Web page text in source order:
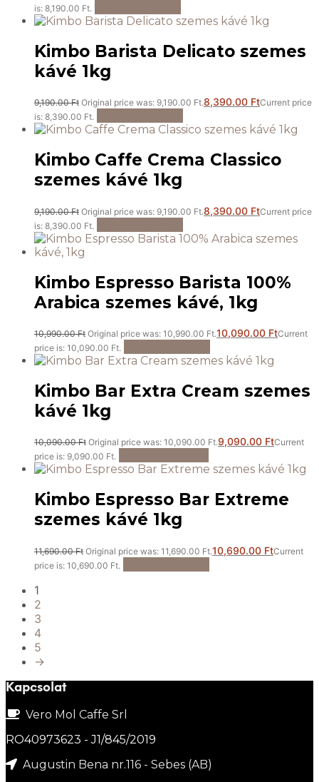
is: 8,190.00 Ft.
Kimbo Barista Delicato szemes
kávé 1kg
9,190.00Ft Original price was: 9,190.00 Ft.8,390.00 FtCurrent price
is: 8,390.00 Ft.
Kimbo Caffe Crema Classico
szemes kávé 1kg
9,190.00Ft Original price was: 9,190.00 Ft.8,390.00 FtCurrent price
is: 8,390.00 Ft.
Kimbo Espresso Barista 100%
Arabica szemes kávé, 1kg
10,990.00Ft Original price was: 10,990.00 Ft.10,090.00 FtCurrent
price is: 10,090.00 Ft.
Kimbo Bar Extra Cream szemes
kávé 1kg
10,090.00Ft Original price was: 10,090.00 Ft.9,090.00 FtCurrent
price is: 9,090.00 Ft.
Kimbo Espresso Bar Extreme
szemes kávé 1kg
11,690.00Ft Original price was: 11,690.00 Ft.10,690.00 FtCurrent
price is: 10,690.00 Ft.
1
2
3
4
5
→
Kapcsolat
Vero Mol Caffe Srl
RO40973623 - J1/845/2019
Augustin Bena nr.116 - Sebes (AB)